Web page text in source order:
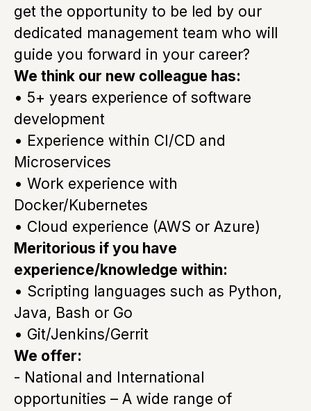
get the opportunity to be led by our
dedicated management team who will
guide you forward in your career?
We think our new colleague has:
• 5+ years experience of software
development
• Experience within CI/CD and
Microservices
• Work experience with
Docker/Kubernetes
• Cloud experience (AWS or Azure)
Meritorious if you have
experience/knowledge within:
• Scripting languages such as Python,
Java, Bash or Go
• Git/Jenkins/Gerrit
We offer:
- National and International
opportunities – A wide range of